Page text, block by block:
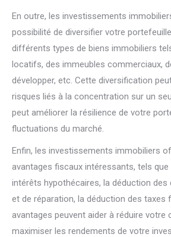
En outre, les investissements
possibilité de diversifier votre
différents types de biens immobiliers
locatifs, des immeubles commerciaux,
développer, etc. Cette diversification
risques liés à la concentration sur un
peut améliorer la résilience de votre
fluctuations du marché.
Enfin, les investissements immobiliers
avantages fiscaux intéressants, tels
intérêts hypothécaires, la déduction des
et de réparation, la déduction des taxes
avantages peuvent aider à réduire votre
maximiser les rendements de votre